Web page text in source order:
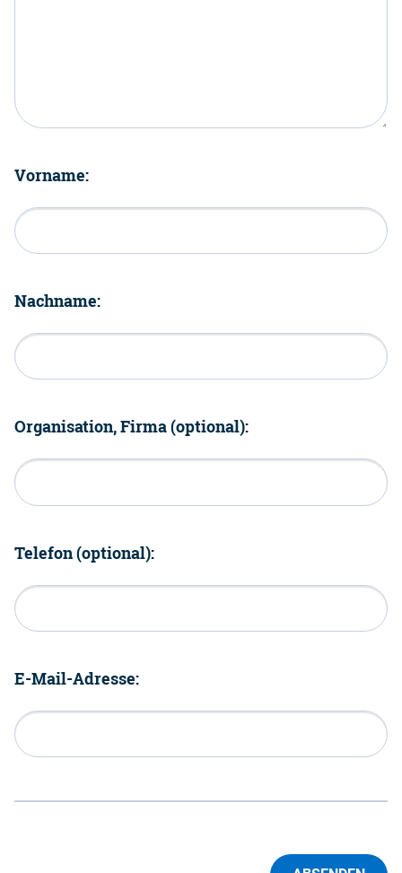
Vorname:
Nachname:
Organisation, Firma (optional):
Telefon (optional):
E-Mail-Adresse: